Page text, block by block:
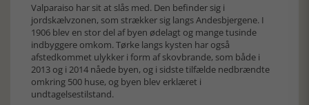
Valparaiso har sit at slås med. Den befinder sig i
jordskælvzonen, som strækker sig langs Andesbjergene. I
1906 blev en stor del af byen ødelagt og mange tusinde
indbyggere omkom. Tørke langs kysten har også
afstedkommet ulykker i form af skovbrande, som både i
2013 og i 2014 nåede byen, og i sidste tilfælde nedbrændte
omkring 500 huse, og byen blev erklæret i
undtagelsestilstand.